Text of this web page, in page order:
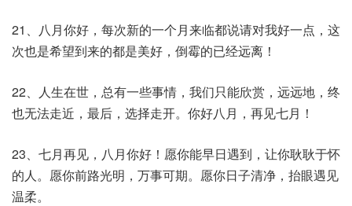
21、八月你好，每次新的一个月来临都说请对我好一点，这
次也是希望到来的都是美好，倒霉的已经远离！
22、人生在世，总有一些事情，我们只能欣赏，远远地，终
也无法走近，最后，选择走开。你好八月，再见七月！
23、七月再见，八月你好！愿你能早日遇到，让你耿耿于怀
的人。愿你前路光明，万事可期。愿你日子清净，抬眼遇见
温柔。